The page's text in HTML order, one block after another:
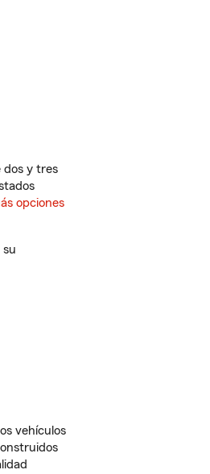
dos y tres
opciones
su
vehículos